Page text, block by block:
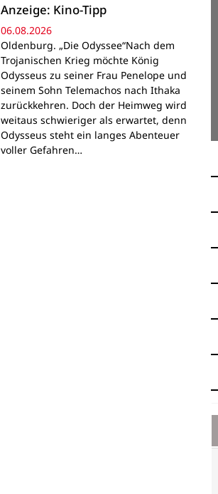
Anzeige: Kino-Tipp
06.08.2026
Oldenburg. „Die Odyssee“Nach dem
Trojanischen Krieg möchte König
Odysseus zu seiner Frau Penelope und
seinem Sohn Telemachos nach Ithaka
zurückkehren. Doch der Heimweg wird
weitaus schwieriger als erwartet, denn
Odysseus steht ein langes Abenteuer
voller Gefahren…